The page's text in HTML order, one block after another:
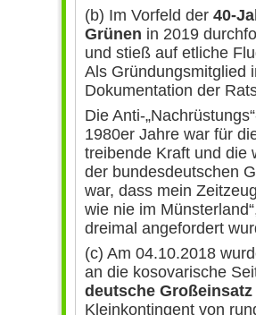
(b) Im Vorfeld der 40-
Grünen in 2019
und stieß auf etliche
Als Gründungsmitglied
Dokumentation der
Die Anti-
1980er Jahre war für
treibende Kraft und die
der bundesdeutschen
war, dass mein
wie nie im
dreimal angefordert
(c) Am 04.10.2018
an die kosovarische
deutsche
Kleinkontingent von